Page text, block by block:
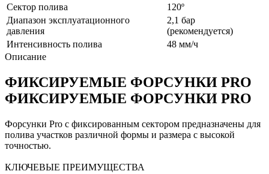
Сектор полива
120º
Диапазон эксплуатационного
давления
2,1 бар
(рекомендуется)
Интенсивность полива
48 мм/ч
Описание
ФИКСИРУЕМЫЕ ФОРСУНКИ PRO
ФИКСИРУЕМЫЕ ФОРСУНКИ PRO
Форсунки Pro с фиксированным сектором предназначены для
полива участков различной формы и размера с высокой
точностью.
КЛЮЧЕВЫЕ ПРЕИМУЩЕСТВА